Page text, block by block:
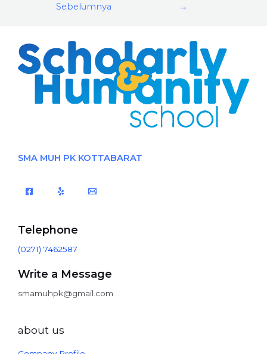
Sebelumnya
→
SMA MUH PK KOTTABARAT
Telephone
(0271) 7462587
Write a Message
smamuhpk@gmail.com
about us